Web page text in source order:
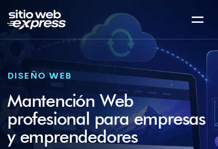
DISEÑO WEB
Mantención Web
profesional para empresas
y emprendedores